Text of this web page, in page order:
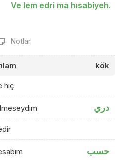
Ve lem edri ma hısabiyeh.
Notlar
kök
hiç
دري
حسب